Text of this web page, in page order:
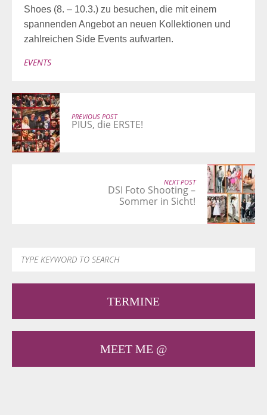
Shoes (8. – 10.3.) zu besuchen, die mit einem
spannenden Angebot an neuen Kollektionen und
zahlreichen Side Events aufwarten. ­ ­ ­
EVENTS
PREVIOUS POST
PIUS, die ERSTE!
NEXT POST
DSI Foto Shooting –
Sommer in Sicht!
TERMINE
MEET ME @